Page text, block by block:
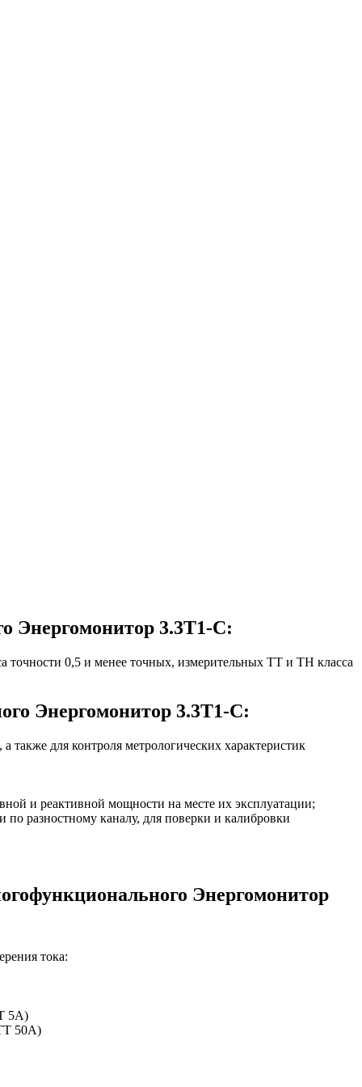
Энергомонитор 3.3T1-C:
точности 0,5 и менее точных, измерительных ТТ и ТН класса
Энергомонитор 3.3T1-C:
также для контроля метрологических характеристик
и реактивной мощности на месте их эксплуатации;
разностному каналу, для поверки и калибровки
Энергомонитор
тока:
5А)
50А)